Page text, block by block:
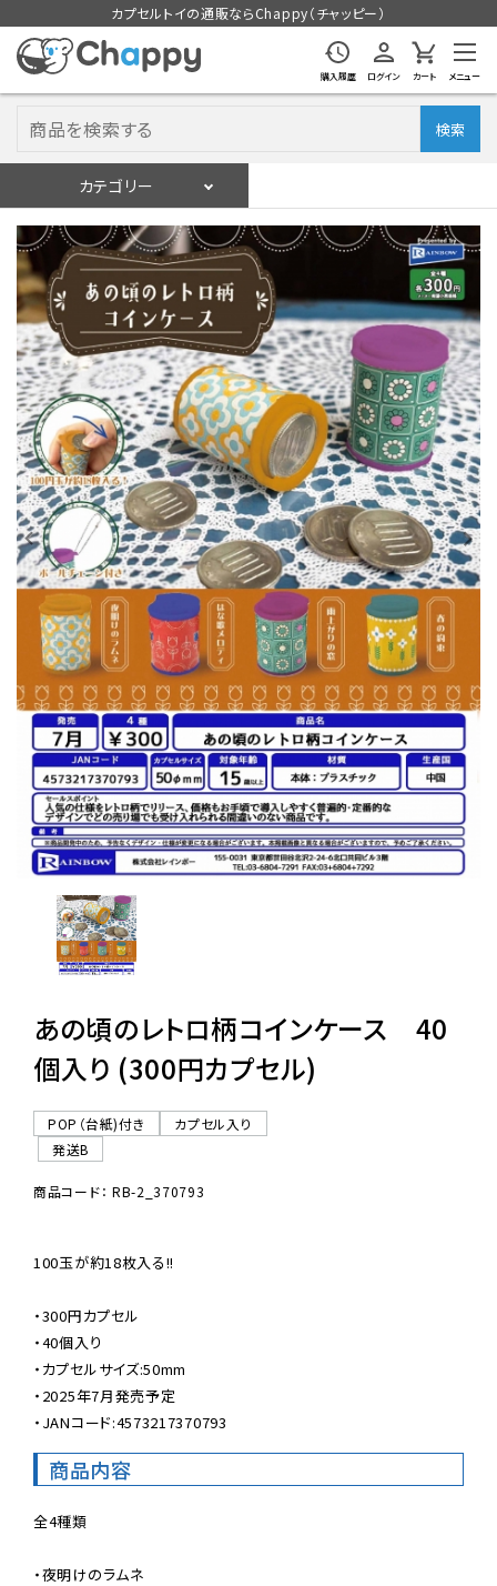
カプセルトイの通販ならChappy（チャッピー）
購入履歴 ログイン カート メニュー
検索
カテゴリー
ログイン 会員登録
入荷スケジュールをチェック
カプセルトイマシン本体
カプセルトイ
販促用空カプセル
レンタル
景品・玩具・文具
販促用カプセルトイ
よくあるご質問
ご利用ガイド
06-6282-7659
あの頃のレトロ柄コインケース 40
個入り (300円カプセル)
POP（台紙)付き
カプセル入り
発送B
商品コード： RB-2_370793
100玉が約18枚入る!!
・300円カプセル
・40個入り
・カプセルサイズ:50mm
・2025年7月発売予定
・JANコード:4573217370793
商品内容
全4種類
・夜明けのラムネ